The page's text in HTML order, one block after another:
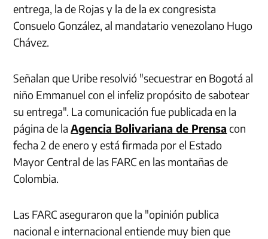
entrega, la de Rojas y la de la ex congresista
Consuelo González, al mandatario venezolano Hugo
Chávez.
Señalan que Uribe resolvió "secuestrar en Bogotá al
niño Emmanuel con el infeliz propósito de sabotear
su entrega". La comunicación fue publicada en la
página de laAgencia Bolivariana de Prensa con
fecha 2 de enero y está firmada por el Estado
Mayor Central de las FARC en las montañas de
Colombia.
Las FARC aseguraron que la "opinión publica
nacional e internacional entiende muy bien que